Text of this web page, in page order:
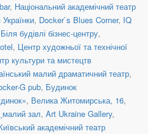
, Національний академічний театр
Українки, Docker`s Blues Corner, IQ
Біля будівлі бізнес-центру,
, Центр художньої та технічної
культури та мистецтв
малий драматичний театр,
G pub, Будинок
, Велика Житомирська, 16,
зал, Art Ukraine Gallery,
академічний театр